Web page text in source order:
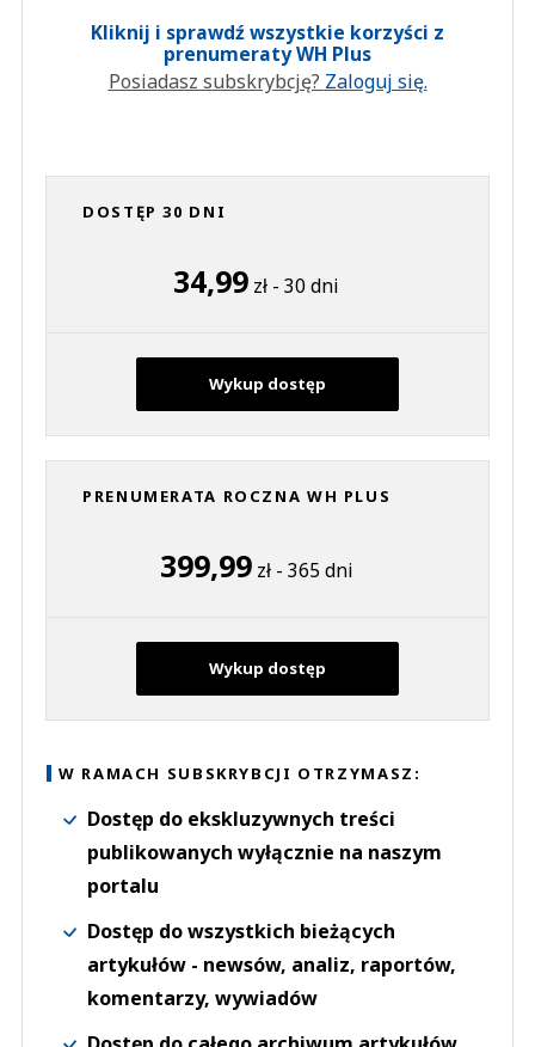
Kliknij i sprawdź wszystkie korzyści z
prenumeraty WH Plus
Posiadasz subskrybcję? Zaloguj się.
DOSTĘP 30 DNI
34,99 zł - 30 dni
Wykup dostęp
PRENUMERATA ROCZNA WH PLUS
399,99zł - 365 dni
Wykup dostęp
W RAMACH SUBSKRYBCJI OTRZYMASZ:
Dostęp do ekskluzywnych treści
publikowanych wyłącznie na naszym
portalu
Dostęp do wszystkich bieżących
artykułów - newsów, analiz, raportów,
komentarzy, wywiadów